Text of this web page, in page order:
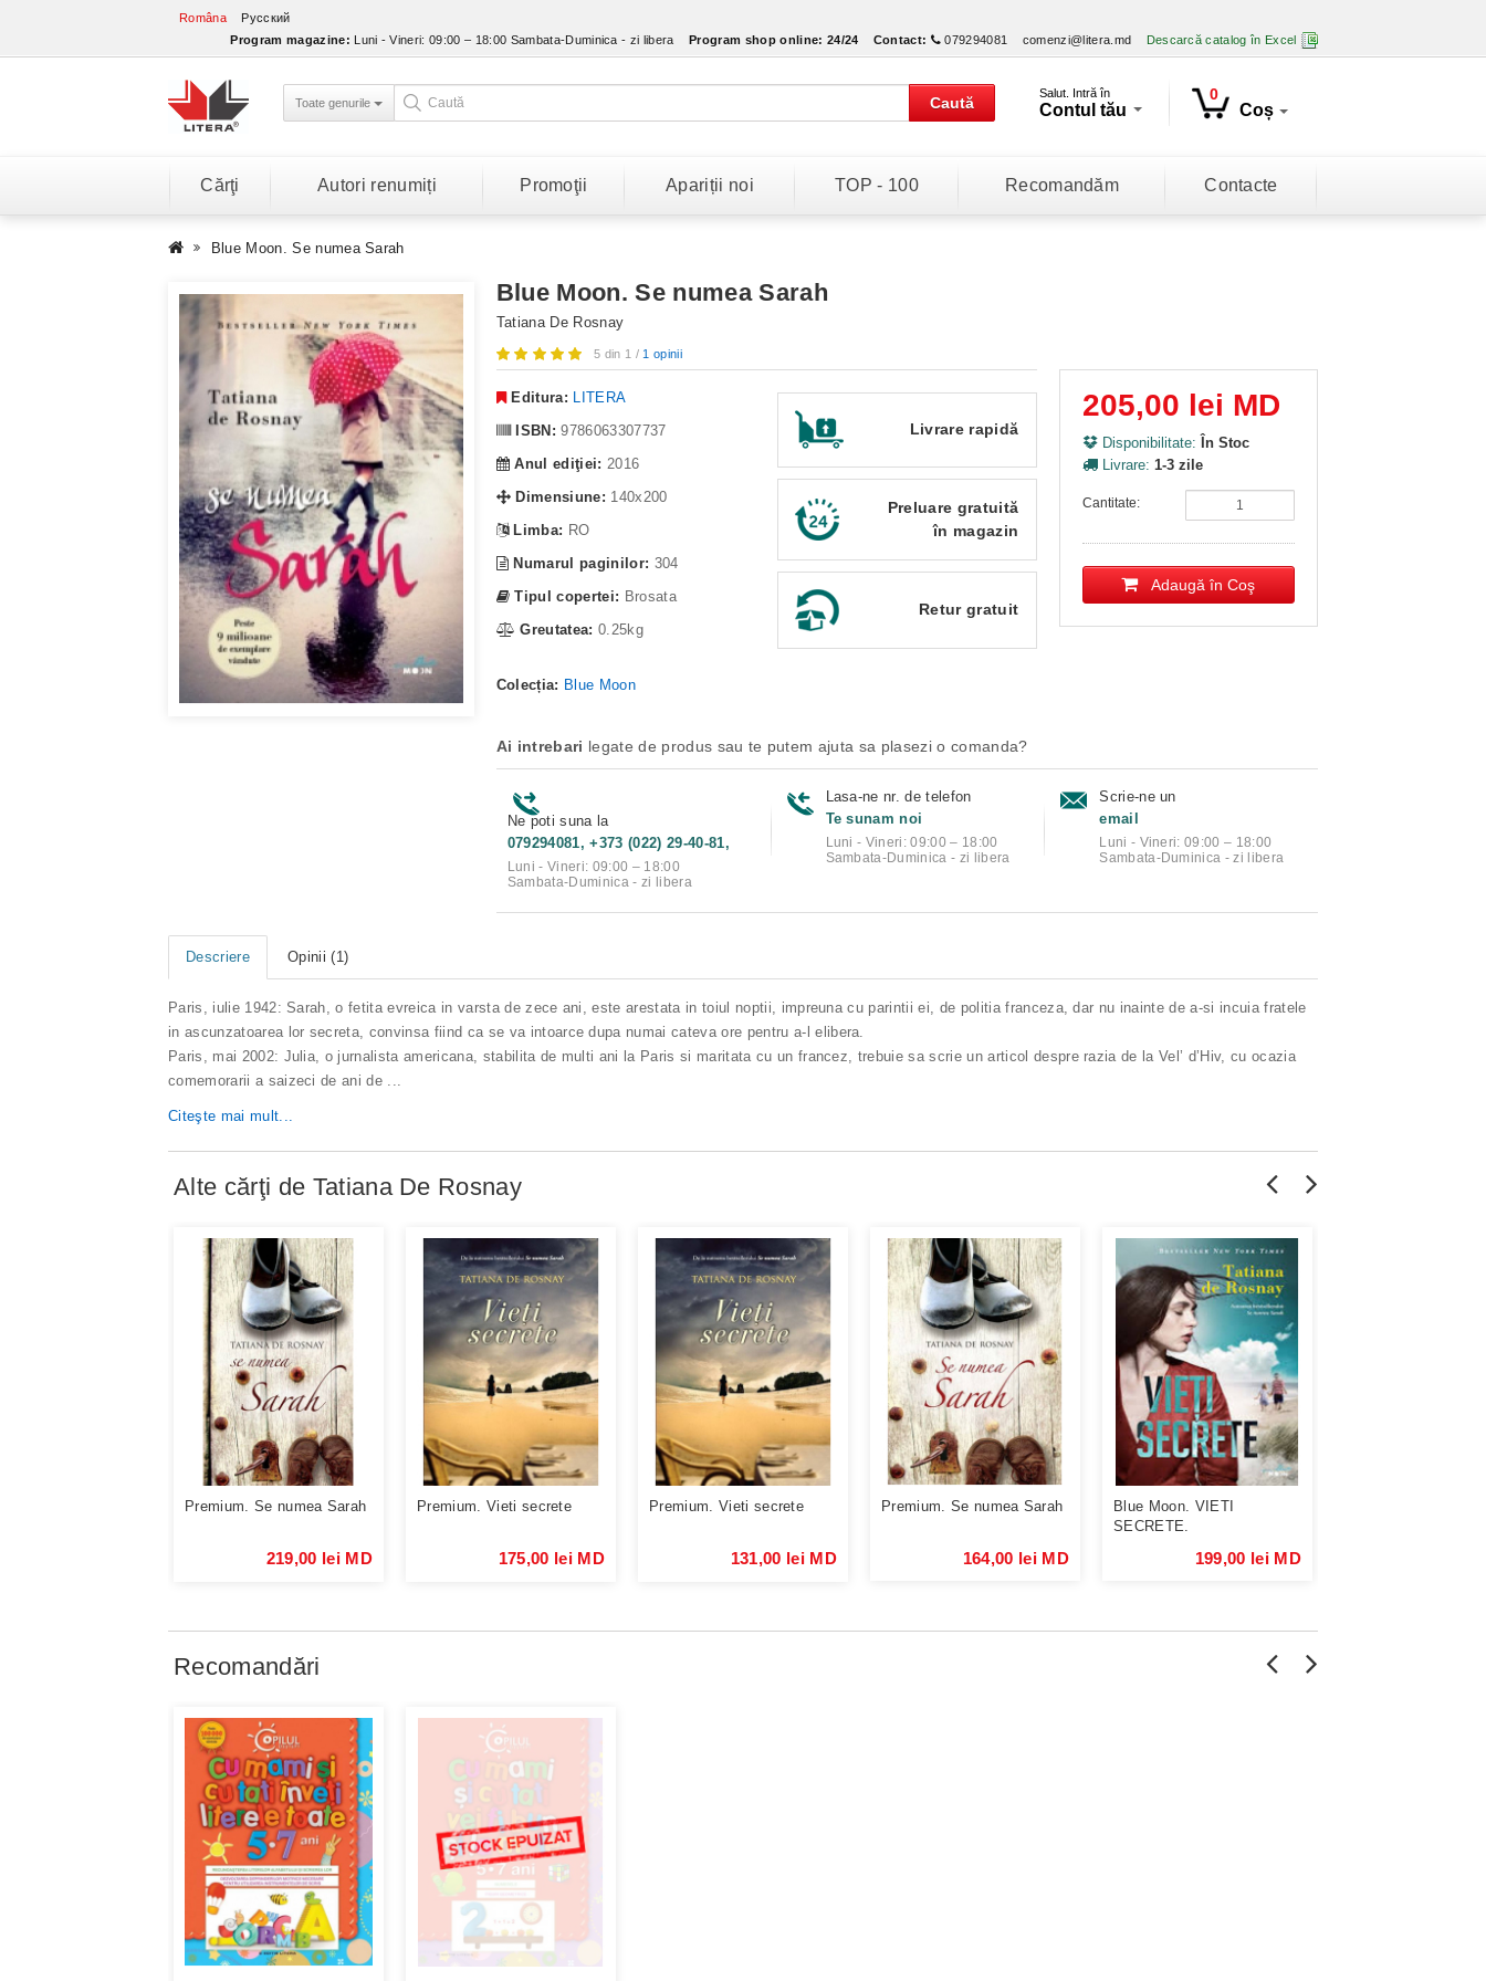
Româna
Русский
Program magazine: Luni - Vineri: 09:00 – 18:00 Sambata-Duminica - zi libera Program shop online: 24/24 Contact: 079294081 comenzi@litera.md Descarcă catalog în Excel
Toate genurile Caută
Salut. Intră în
Contul tău
0
Coș
Cărţi Autori renumiți Promoţii Apariții noi TOP - 100 Recomandăm Contacte
Blue Moon. Se numea Sarah
Blue Moon. Se numea Sarah
Tatiana De Rosnay
5 din 1 / 1 opinii
Editura: LITERA
ISBN: 9786063307737
Anul ediţiei: 2016
Dimensiune: 140x200
Limba: RO
Numarul paginilor: 304
Tipul copertei: Brosata
Greutatea: 0.25kg
Colecția: Blue Moon
Livrare rapidă
Preluare gratuită
în magazin
Retur gratuit
205,00 lei MD
Disponibilitate: În Stoc
Livrare: 1-3 zile
Cantitate:
Adaugă în Coş
Ai intrebari legate de produs sau te putem ajuta sa plasezi o comanda?
Ne poti suna la
079294081, +373 (022) 29-40-81,
Luni - Vineri: 09:00 – 18:00
Sambata-Duminica - zi libera
Lasa-ne nr. de telefon
Te sunam noi
Luni - Vineri: 09:00 – 18:00
Sambata-Duminica - zi libera
Scrie-ne un
email
Luni - Vineri: 09:00 – 18:00
Sambata-Duminica - zi libera
Descriere Opinii (1)
Paris, iulie 1942: Sarah, o fetita evreica in varsta de zece ani, este arestata in toiul noptii, impreuna cu parintii ei, de politia franceza, dar nu inainte de a-si incuia fratele
in ascunzatoarea lor secreta, convinsa fiind ca se va intoarce dupa numai cateva ore pentru a-l elibera.
Paris, mai 2002: Julia, o jurnalista americana, stabilita de multi ani la Paris si maritata cu un francez, trebuie sa scrie un articol despre razia de la Vel’ d’Hiv, cu ocazia
comemorarii a saizeci de ani de
Citeşte mai mult...
Alte cărţi de Tatiana De Rosnay
Premium. Se numea Sarah
219,00 lei MD
Premium. Vieti secrete
175,00 lei MD
Premium. Vieti secrete
131,00 lei MD
Premium. Se numea Sarah
164,00 lei MD
Blue Moon. VIETI
SECRETE.
199,00 lei MD
Recomandări